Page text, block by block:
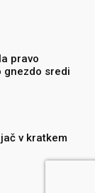
pravo
gnezdo sredi
v kratkem